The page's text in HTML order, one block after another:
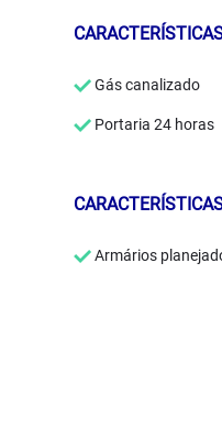
Gás canalizado
Portaria 24 horas
Armários